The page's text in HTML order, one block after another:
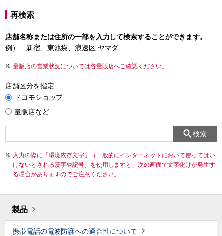
再検索
店舗名称または住所の一部を入力して検索することができます。
例） 新宿、東池袋、浪速区 ヤマダ
量販店の営業状況については各量販店へご確認ください。
店舗区分を指定
ドコモショップ
量販店など
検索
入力の際に「環境依存文字」（一般的にインターネットにおいて使ってはい
けないとされる漢字や記号）を使用しますと、次の画面で文字化けが発生す
る場合がありますのでご注意ください。
製品
携帯電話の電波防護への適合性について